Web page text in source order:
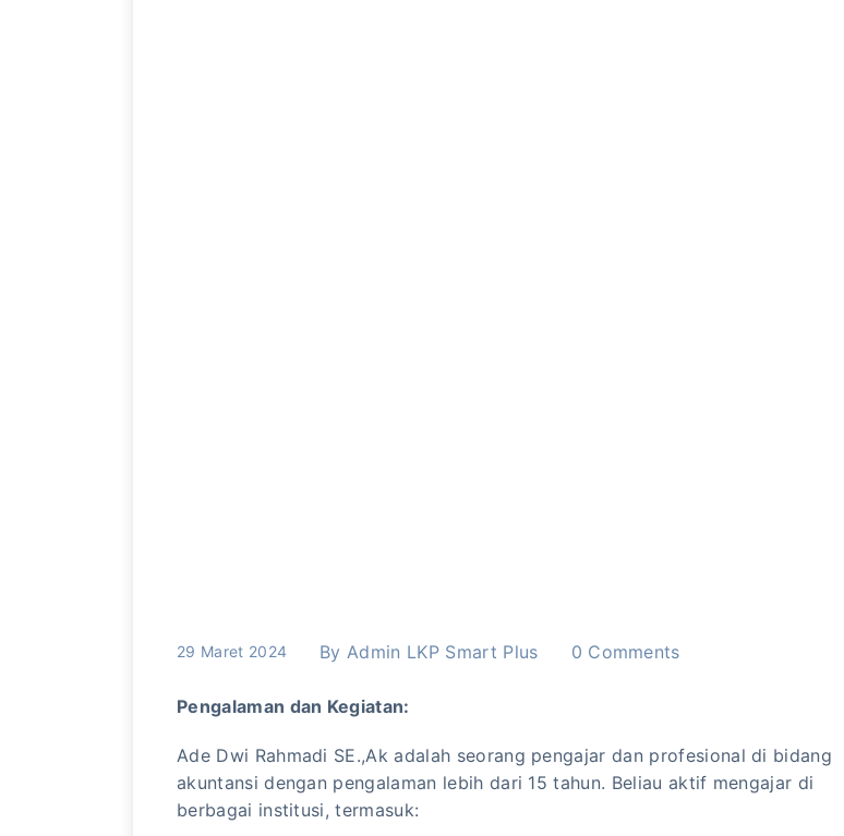
29 Maret 2024 By Admin LKP Smart Plus 0 Comments
Pengalaman dan Kegiatan:
Ade Dwi Rahmadi SE.,Ak adalah seorang pengajar dan profesional di bidang
akuntansi dengan pengalaman lebih dari 15 tahun. Beliau aktif mengajar di
berbagai institusi, termasuk: